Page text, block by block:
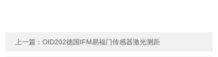
上一篇：OID202德国IFM易福门传感器激光测距